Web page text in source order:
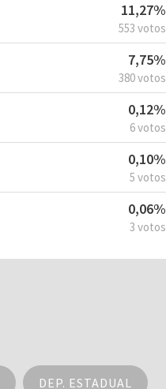
11,27%
553 votos
7,75%
380 votos
0,12%
6 votos
0,10%
5 votos
0,06%
3 votos
DEP. ESTADUAL